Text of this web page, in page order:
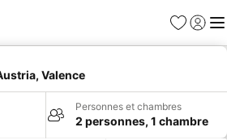
Favoris
Se
Valence
Personnes et chambres
2 personnes, 1 chambre